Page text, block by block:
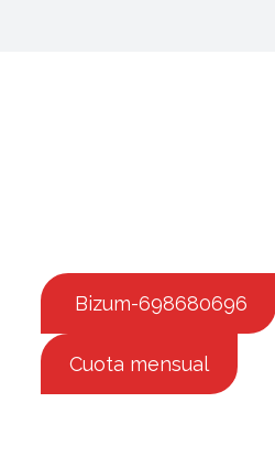
Bizum-698680696
Cuota mensual